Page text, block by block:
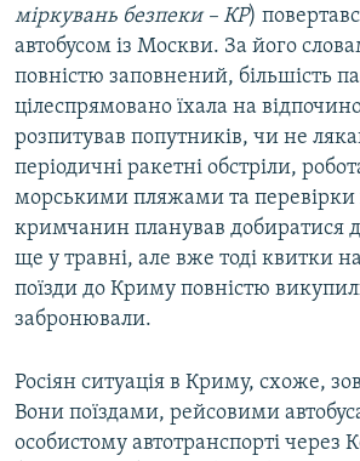
міркувань безпеки – КР)
автобусом із Москви. За його
повністю заповнений, більшість
цілеспрямовано їхала на
розпитував попутників, чи не
періодичні ракетні обстріли,
морськими пляжами та
кримчанин планував добиратися
ще у травні, але вже тоді квитки
поїзди до Криму повністю
забронювали.
Росіян ситуація в Криму, схоже,
Вони поїздами, рейсовими
особистому автотранспорті через